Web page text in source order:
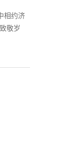
相约济
敬岁
你就有
会明
》